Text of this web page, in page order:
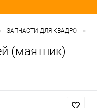
ЗАПЧАСТИ ДЛЯ КВАДРО •
(маятник)